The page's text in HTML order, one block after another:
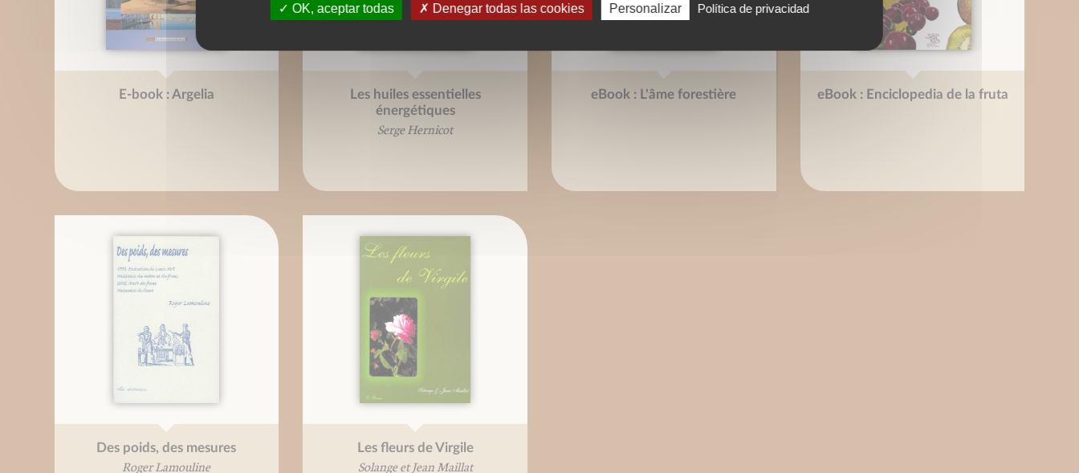
E-book : Argelia
Les huiles essentielles
énergétiques
Serge Hernicot
eBook : L'âme forestière eBook : Enciclopedia de la fruta
Des poids, des mesures
Roger Lamouline
Les fleurs de Virgile
Solange et Jean Maillat
OK, aceptar todas Denegar todas las cookies Personalizar Política de privacidad